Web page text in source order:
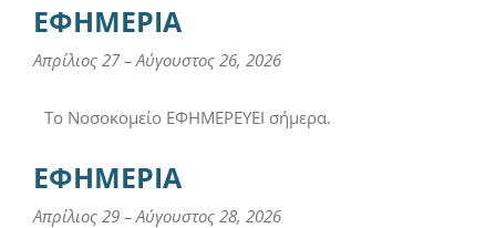
ΕΦΗΜΕΡΙΑ
Απρίλιος 27– Αύγουστος 26, 2026
Το Νοσοκομείο ΕΦΗΜΕΡΕΥΕΙ σήμερα.
ΕΦΗΜΕΡΙΑ
Απρίλιος 29 – Αύγουστος 28, 2026